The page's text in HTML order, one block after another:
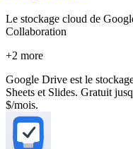
Le stockage cloud de
Collaboration
+2 more
Google Drive est le
Sheets et Slides. Gratuit
$/mois.